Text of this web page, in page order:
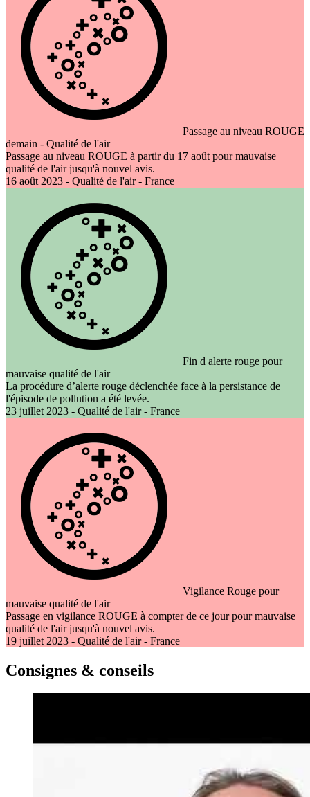
Passage au niveau ROUGE
demain - Qualité de l'air
Passage au niveau ROUGE à partir du 17 août pour mauvaise
qualité de l'air jusqu'à nouvel avis.
16 août 2023 - Qualité de l'air - France
Fin d alerte rouge pour
mauvaise qualité de l'air
La procédure d’alerte rouge déclenchée face à la persistance de
l'épisode de pollution a été levée.
23 juillet 2023 - Qualité de l'air - France
Vigilance Rouge pour
mauvaise qualité de l'air
Passage en vigilance ROUGE à compter de ce jour pour mauvaise
qualité de l'air jusqu'à nouvel avis.
19 juillet 2023 - Qualité de l'air - France
Consignes & conseils